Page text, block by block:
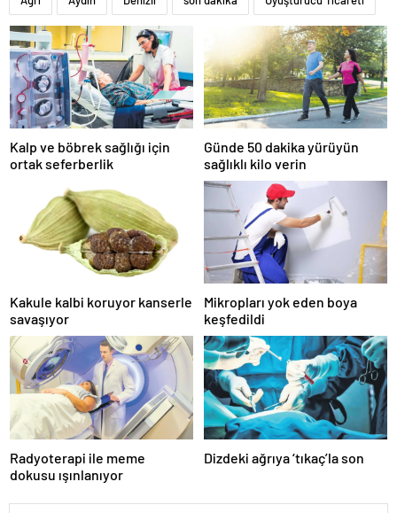
Kalp ve böbrek sağlığı için
ortak seferberlik
Günde 50 dakika yürüyün
sağlıklı kilo verin
Kakule kalbi koruyor kanserle
savaşıyor
Mikropları yok eden boya
keşfedildi
Radyoterapi ile meme
dokusu ışınlanıyor
Dizdeki ağrıya ‘tıkaç’la son